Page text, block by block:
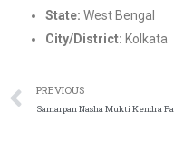
State: West Bengal
City/District: Kolkata
PREVIOUS